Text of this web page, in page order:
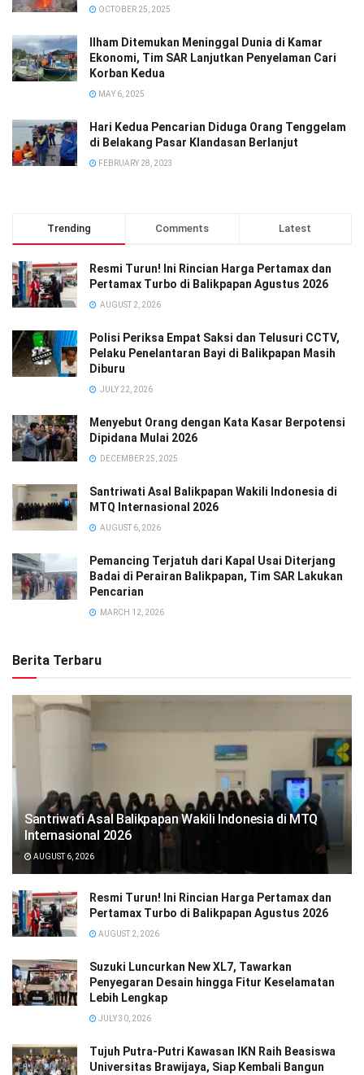
OCTOBER 25, 2025
Ilham Ditemukan Meninggal Dunia di Kamar
Ekonomi, Tim SAR Lanjutkan Penyelaman Cari
Korban Kedua
MAY 6, 2025
Hari Kedua Pencarian Diduga Orang Tenggelam
di Belakang Pasar Klandasan Berlanjut
FEBRUARY 28, 2023
Trending Comments Latest
Resmi Turun! Ini Rincian Harga Pertamax dan
Pertamax Turbo di Balikpapan Agustus 2026
AUGUST 2, 2026
Polisi Periksa Empat Saksi dan Telusuri CCTV,
Pelaku Penelantaran Bayi di Balikpapan Masih
Diburu
JULY 22, 2026
Menyebut Orang dengan Kata Kasar Berpotensi
Dipidana Mulai 2026
DECEMBER 25, 2025
Santriwati Asal Balikpapan Wakili Indonesia di
MTQ Internasional 2026
AUGUST 6, 2026
Pemancing Terjatuh dari Kapal Usai Diterjang
Badai di Perairan Balikpapan, Tim SAR Lakukan
Pencarian
MARCH 12, 2026
Berita Terbaru
Santriwati Asal Balikpapan Wakili Indonesia di MTQ
Internasional 2026
AUGUST 6, 2026
Resmi Turun! Ini Rincian Harga Pertamax dan
Pertamax Turbo di Balikpapan Agustus 2026
AUGUST 2, 2026
Suzuki Luncurkan New XL7, Tawarkan
Penyegaran Desain hingga Fitur Keselamatan
Lebih Lengkap
JULY 30, 2026
Tujuh Putra-Putri Kawasan IKN Raih Beasiswa
Universitas Brawijaya, Siap Kembali Bangun